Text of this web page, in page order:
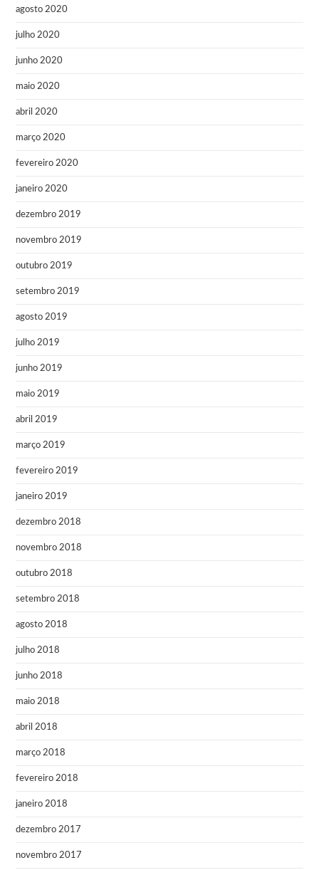
agosto 2020
julho 2020
junho 2020
maio 2020
abril 2020
março 2020
fevereiro 2020
janeiro 2020
dezembro 2019
novembro 2019
outubro 2019
setembro 2019
agosto 2019
julho 2019
junho 2019
maio 2019
abril 2019
março 2019
fevereiro 2019
janeiro 2019
dezembro 2018
novembro 2018
outubro 2018
setembro 2018
agosto 2018
julho 2018
junho 2018
maio 2018
abril 2018
março 2018
fevereiro 2018
janeiro 2018
dezembro 2017
novembro 2017